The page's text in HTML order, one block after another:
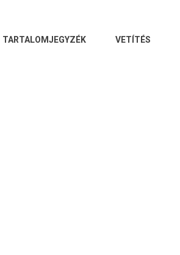
TARTALOMJEGYZÉK VETÍTÉS